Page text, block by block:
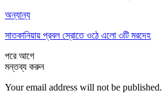
অন্যান্য
সাতকানিয়ায় প্রবল স্রোতে ওঠে এলো ৩টি মরদেহ
পরেআগে
মন্তব্য করুন
Your email address will not be published.